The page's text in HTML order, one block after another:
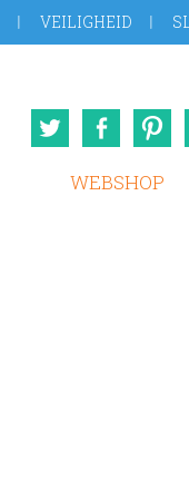
VEILIGHEID
Twitter
WEBSHOP